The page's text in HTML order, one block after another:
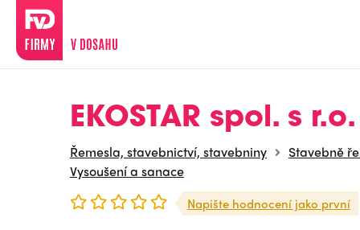
EKOSTAR spol. s r.o.
Řemesla, stavebnictví, stavebniny
Stavebně
Vysoušení a sanace
Napište hodnocení jako první